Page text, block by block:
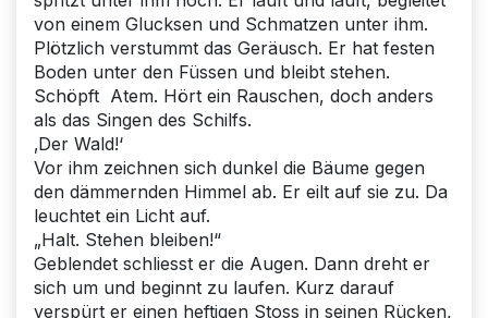
von einem Glucksen und Schmatzen unter ihm.
Plötzlich verstummt das Geräusch. Er hat festen
Boden unter den Füssen und bleibt stehen.
Schöpft Atem. Hört ein Rauschen, doch anders
als das Singen des Schilfs.
‚Der Wald!‘
Vor ihm zeichnen sich dunkel die Bäume gegen
den dämmernden Himmel ab. Er eilt auf sie zu. Da
leuchtet ein Licht auf.
„Halt. Stehen bleiben!“
Geblendet schliesst er die Augen. Dann dreht er
sich um und beginnt zu laufen. Kurz darauf
verspürt er einen heftigen Stoss in seinen Rücken,